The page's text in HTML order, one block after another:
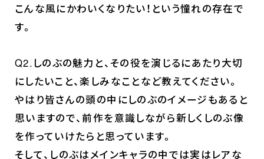
ホーム
最新情報
放送・配信情報
イントロダクション
こんな風にかわいくなりたい！という憧れの存在で
す。
Q2.しのぶの魅力と、その役を演じるにあたり大切
にしたいこと、楽しみなことなど教えてください。
やはり皆さんの頭の中にしのぶのイメージもあると
思いますので、前作を意識しながら新しくしのぶ像
を作っていけたらと思っています。
そして、しのぶはメインキャラの中では実はレアな